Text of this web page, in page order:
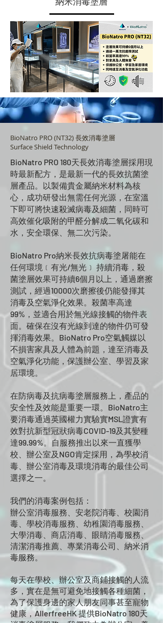
​納米消毒塗層
BioNatro PRO (NT32) 長效消毒塗層
Surface Shield Technology
BioNatro PRO 180天長效消毒塗層採用現
時最新配方，是最新一代的長效抗菌塗
層產品。以製備貴金屬納米材料為核
心，成功研發出無需任何光源，在室溫
下即可將快速殺滅病毒及細菌，同時可
高效催化吸附的甲醛分解成二氧化碳和
水，安全環保、無二次污染。
BioNatro Pro納米長效抗病毒塗屠能在
任何環境﹝有光/無光﹞ 持續消毒，殺
菌塗層效果可持續6個月以上，通過磨擦
測試，經過10000次磨擦後仍能發揮其
消毒及空氣淨化效果。殺菌率高達
99%，並適合用於無光線接觸的物件表
面。確保在沒有光線到達的物件仍可發
揮消毒效果。BioNatro Pro空氣觸媒以
不損害家具及人體為前題，達至消毒及
空氣淨化功能，保護辦公室、學習及家
居環境。
在防病毒及抗病毒塗層服務上，產品的
安全性及效能是重要一環。BioNatro主
要消毒通過英國權力實驗實MSL證實有
效對抗新型冠狀病毒COVID-19及其變種
達99.99%。自服務推出以來一直獲學
校、辦公室及NGO肯定採用，為學校消
毒、辦公室消毒及環境消毒的最佳公司
選擇之一。
我們的消毒案例包括：
辦公室消毒服務、安老院消毒、校園消
毒、學校消毒服務、幼稚園消毒服務、
大學消毒、商店消毒、眼睛消毒服務、
清潔消毒推薦、專業消毒公司、納米消
毒服務。
每天在學校、辦公室及商鋪接觸的人流
多，實在是無可避免地接觸各種細菌，
為了保護身邊的家人朋友同事甚至寵物
健康，AllerfreeHK 提供BioNatro 180天